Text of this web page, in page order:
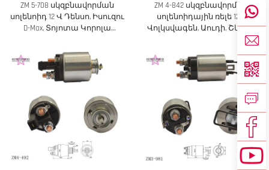
ZM 5-708 սկզբնավորման
սոլենոիդ 12 Վ Դենսո, Իսուզու
D-Max, Տոյոտա Կորոլա
փոխարինման
ZM 4-842 սկզբնավորման
սոլենոիդային ռելե 12 Վ
Վոլկսվագեն, Աուդի, Շկոդա